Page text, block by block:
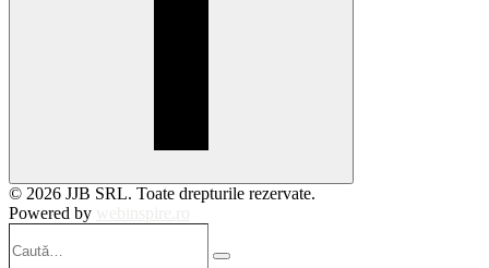
© 2026 JJB SRL. Toate drepturile rezervate.
Powered by
Search